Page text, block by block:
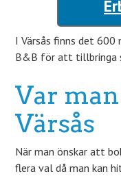
I Värsås finns det 600
B&B för att tillbringa
Var
Värsås
När man önskar att
flera val då man kan